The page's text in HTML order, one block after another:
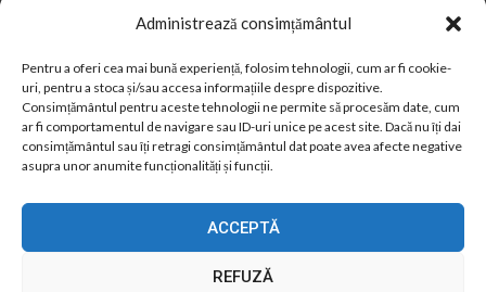
Administrează consimțământul
Pentru a oferi cea mai bună experiență, folosim tehnologii, cum ar fi cookie-
uri, pentru a stoca și/sau accesa informațiile despre dispozitive.
Consimțământul pentru aceste tehnologii ne permite să procesăm date, cum
ar fi comportamentul de navigare sau ID-uri unice pe acest site. Dacă nu îți dai
consimțământul sau îți retragi consimțământul dat poate avea afecte negative
asupra unor anumite funcționalități și funcții.
ACCEPTĂ
REFUZĂ
Paste 2026
Cele mai bune telefoane
Plaje din Europa
Concerte Romania 2025
Asigurare de calatorie
Când se schimba ora în 2026
Calendar Formula 1 sezon 2026
Boarding Pass
Despre AirlinesTravel.ro
Politică cookie-uri (UE)
Cookie Policy (AU)
Politică cookie-uri (ZA)
Politică cookie-uri (Canada)
Politică cookie-uri (BR)